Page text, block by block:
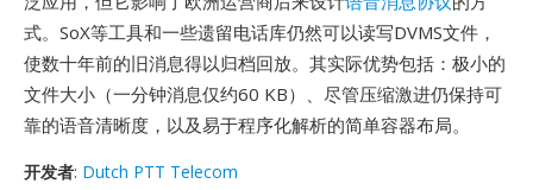
式。SoX等工具和一些遗留电话库仍然可以读写DVMS文件，
使数十年前的旧消息得以归档回放。其实际优势包括：极小的
文件大小（一分钟消息仅约60 KB）、尽管压缩激进仍保持可
靠的语音清晰度，以及易于程序化解析的简单容器布局。
开发者: Dutch PTT Telecom